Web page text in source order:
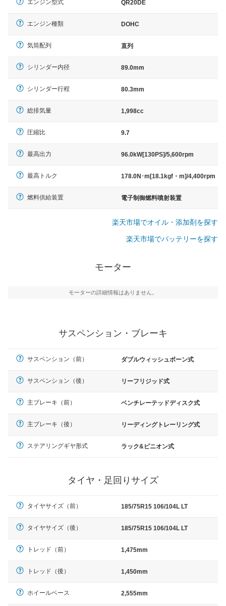
エンジン型式 QR20DE
エンジン種類 DOHC
気筒配列 直列
シリンダー内径 89.0mm
シリンダー行程 80.3mm
総排気量 1,998cc
圧縮比 9.7
最高出力 96.0kW[130PS]/5,600rpm
最高トルク 178.0N･m[18.1kgf・m]/4,400rpm
燃料供給装置 電子制御燃料噴射装置
楽天市場でオイル・添加剤を探す
楽天市場でバッテリーを探す
モーター
モーターの詳細情報はありません。
サスペンション・ブレーキ
サスペンション（前） ダブルウィッシュボーン式
サスペンション（後） リーフリジッド式
主ブレーキ（前） ベンチレーテッドディスク式
主ブレーキ（後） リーディングトレーリング式
ステアリングギヤ形式 ラック&ピニオン式
タイヤ・足回りサイズ
タイヤサイズ（前） 185/75R15 106/104L LT
タイヤサイズ（後） 185/75R15 106/104L LT
トレッド（前） 1,475mm
トレッド（後） 1,450mm
ホイールベース 2,555mm